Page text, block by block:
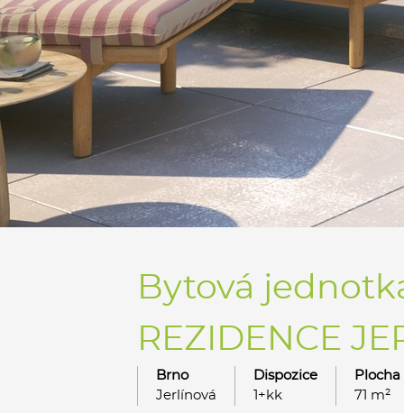
Bytová
REZIDENCE
Brno Dispozice
Plocha
Jerlínová
1+kk 71 m²